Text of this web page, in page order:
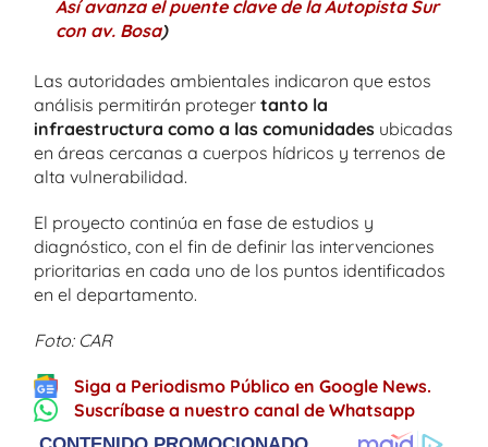
Así avanza el puente clave de la Autopista Sur
con av. Bosa)
Las autoridades ambientales indicaron que estos
análisis permitirán proteger tanto la
infraestructura como a las comunidades ubicadas
en áreas cercanas a cuerpos hídricos y terrenos de
alta vulnerabilidad.
El proyecto continúa en fase de estudios y
diagnóstico, con el fin de definir las intervenciones
prioritarias en cada uno de los puntos identificados
en el departamento.
Foto: CAR
Siga a Periodismo Público en Google News.
Suscríbase a nuestro canal de Whatsapp